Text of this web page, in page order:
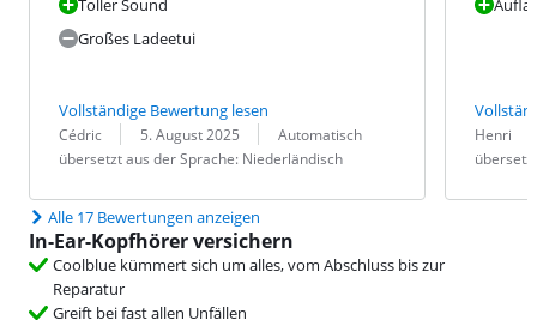
Toller Sound
Großes Ladeetui
Vollständige Bewertung lesen
Bewertung von:
Cédric
Datum: 5. August 2025
Übersetzung:
Automatisch
übersetzt aus der Sprache: Niederländisch
Bewertung
Henri
Datum:
Alle 17 Bewertungen anzeigen
In-Ear-Kopfhörer versichern
Coolblue kümmert sich um alles, vom Abschluss bis zur
Reparatur
Greift bei fast allen Unfällen